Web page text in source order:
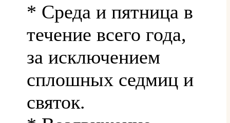
* Среда и пятница в
течение всего года,
за исключением
сплошных седмиц и
святок.